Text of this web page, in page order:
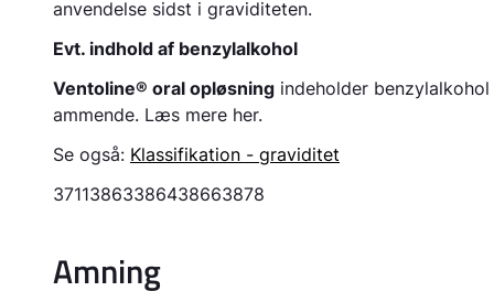
anvendelse sidst i graviditeten.
Evt. indhold af benzylalkohol
Ventoline® oral opløsning indeholder
ammende. Læs mere her.
Se også: Klassifikation - graviditet
37113863386438663878
Amning